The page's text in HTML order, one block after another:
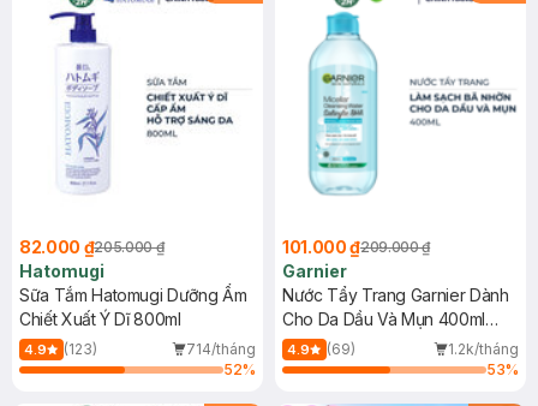
82.000 ₫205.000 ₫
Hatomugi
Sữa Tắm Hatomugi Dưỡng Ẩm
Chiết Xuất Ý Dĩ 800ml
4.9 (123)
714/tháng
52%
101.000 ₫209.000 ₫
Garnier
Nước Tẩy Trang Garnier Dành
Cho Da Dầu Và Mụn 400ml
(Mới)
4.9 (69)
1.2k/tháng
53%